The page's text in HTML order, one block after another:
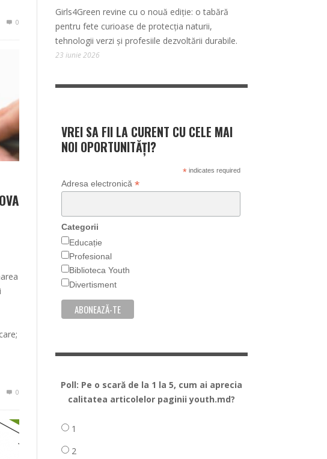
0
0
Girls4Green revine cu o nouă ediție: o tabără
pentru fete curioase de protecția naturii,
tehnologii verzi și profesiile dezvoltării durabile.
23 iunie 2026
VREI SA FII LA CURENT CU CELE MAI
NOI OPORTUNITĂȚI?
*indicates required
Adresa electronică *
Categorii
Educație
Profesional
Biblioteca Youth
Divertisment
Poll: Pe o scară de la 1 la 5, cum ai aprecia
calitatea articolelor paginii youth.md?
1
2